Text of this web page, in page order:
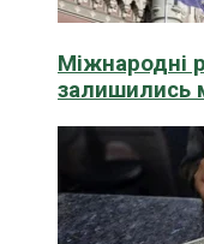
Міжнародні
залишились